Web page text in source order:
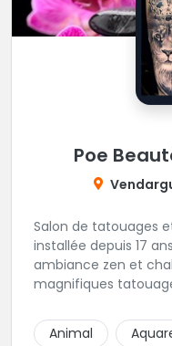
Poe
Salon de tatouages
installée depuis 17
ambiance zen et
magnifiques
permanents/
Piercings.
Animal